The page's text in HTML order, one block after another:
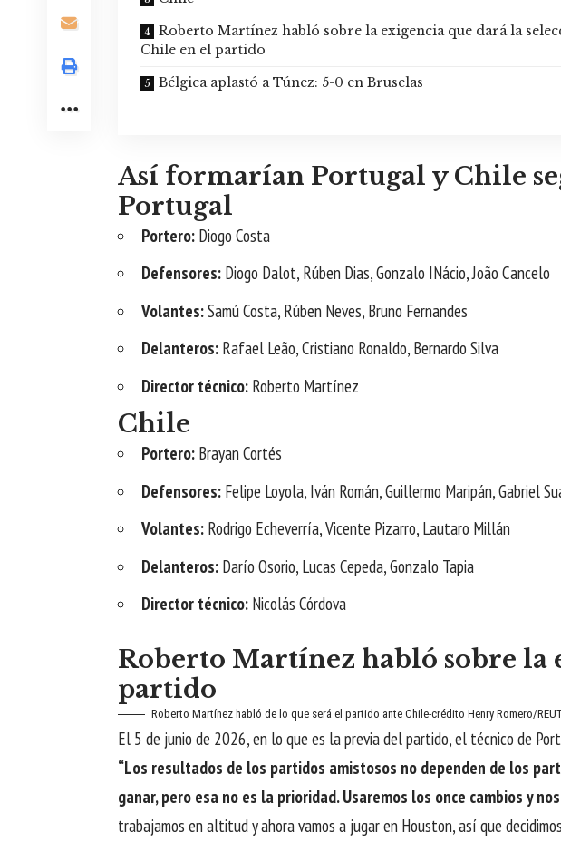
Roberto Martínez habló sobre la exigencia que dará la
Chile en el partido
Bélgica aplastó a Túnez: 5-0 en Bruselas
Así formarían Portugal y Chile
Portugal
Portero: Diogo Costa
Defensores: Diogo Dalot, Rúben Dias, Gonzalo INácio, João Cancelo
Volantes:Samú Costa, Rúben Neves, Bruno Fernandes
Delanteros: Rafael Leão, Cristiano Ronaldo, Bernardo Silva
Director técnico: Roberto Martínez
Chile
Portero: Brayan Cortés
Defensores: Felipe Loyola, Iván Román, Guillermo Maripán, Gabriel
Volantes: Rodrigo Echeverría, Vicente Pizarro, Lautaro Millán
Delanteros: Darío Osorio, Lucas Cepeda, Gonzalo Tapia
Director técnico: Nicolás Córdova
Roberto Martínez habló sobre la
partido
Roberto Martínez habló de lo que será el partido ante Chile-crédito Henry Romero/
El 5 de junio de 2026, en lo que es la previa del partido, el técnico de
“Los resultados de los partidos amistosos no dependen de los
ganar, pero esa no es la prioridad. Usaremos los once cambios y
trabajamos en altitud y ahora vamos a jugar en Houston, así que